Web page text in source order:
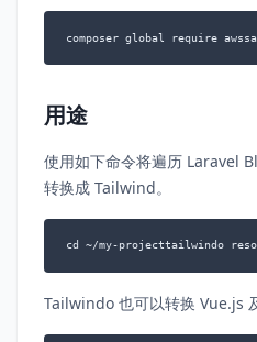
composer global require
用途
使用如下命令将遍历 Laravel
转换成 Tailwind。
cd ~/my-projecttailwindo
Tailwindo 也可以转换 Vue.js